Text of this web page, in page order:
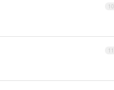
10
11